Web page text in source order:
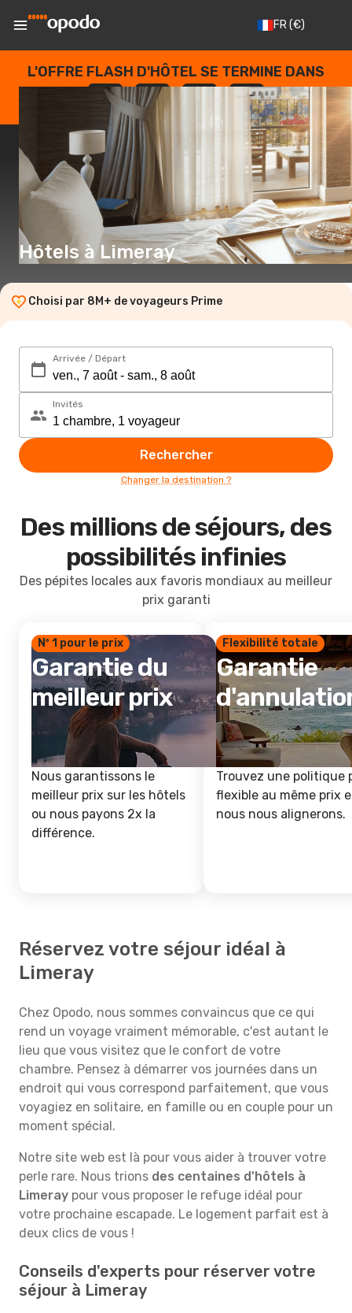
FR(€)
L'OFFRE FLASH D'HÔTEL SE TERMINE DANS
--
JOURS
: --
HEURES
: --
SECONDES
Hôtels à Limeray
Choisi par 8M+ de voyageurs Prime
Arrivée / Départ
Invités
Rechercher
Changer la destination ?
Des millions de séjours, des
possibilités infinies
Des pépites locales aux favoris mondiaux au meilleur
prix garanti
Nº 1 pour le prix
Garantie du
meilleur prix
Nous garantissons le
meilleur prix sur les hôtels
ou nous payons 2x la
différence.
Flexibilité totale
Garantie
Trouvez une politique
flexible au même prix
nous nous alignerons.
Réservez votre séjour idéal à
Limeray
Chez Opodo, nous sommes convaincus que ce qui
rend un voyage vraiment mémorable, c'est autant le
lieu que vous visitez que le confort de votre
chambre. Pensez à démarrer vos journées dans un
endroit qui vous correspond parfaitement, que vous
voyagiez en solitaire, en famille ou en couple pour un
moment spécial.
Notre site web est là pour vous aider à trouver votre
perle rare. Nous trions des centaines d'hôtels à
Limeray pour vous proposer le refuge idéal pour
votre prochaine escapade. Le logement parfait est à
deux clics de vous !
Conseils d'experts pour réserver votre
séjour à Limeray